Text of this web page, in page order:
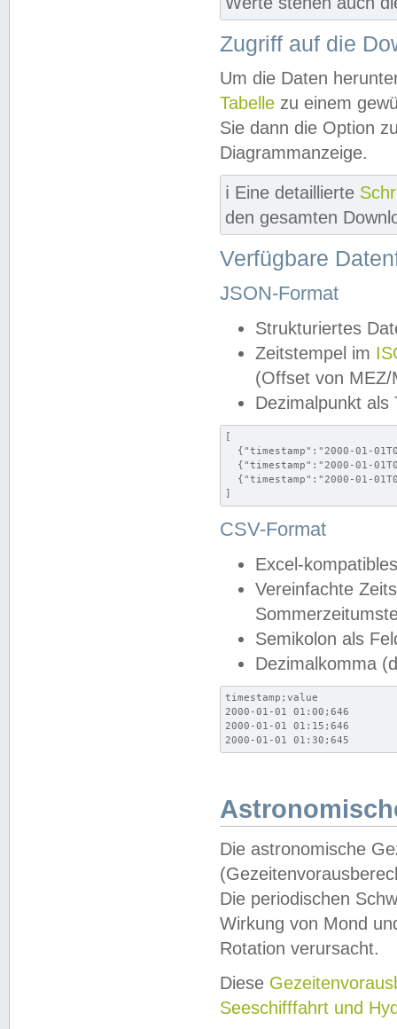
Zugriff auf die
Um die Daten
Tabelle zu einem
Sie dann die Option
Diagrammanzeige.
ℹ️ Eine detaillierte
den gesamten
Verfügbare
JSON-Format
Strukturiertes
Zeitstempel im
(Offset von MEZ/
Dezimalpunkt als
[
{"timestamp":"2000-01-
{"timestamp":"2000-01-
{"timestamp":"2000-01-
]
CSV-Format
Excel-
Vereinfachte
Semikolon als
Dezimalkomma
timestamp;value
2000-01-01 01:00;646
2000-01-01 01:15;646
2000-01-01 01:30;645
Die astronomische
Die periodischen
Wirkung von Mond
Rotation verursacht.
Diese
Seeschifffahrt und